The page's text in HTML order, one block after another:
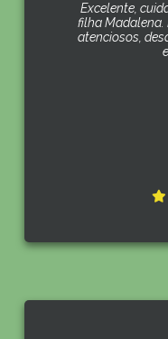
Excelente,
filha Madalena.
atenciosos,